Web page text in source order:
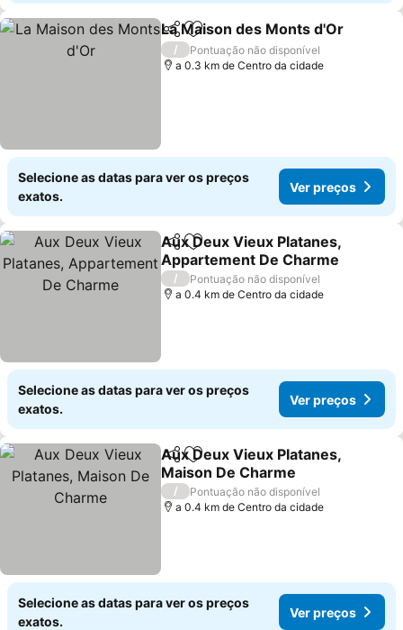
PartilharAdicionar aos favoritos
La Maison des Monts d'Or
/
Pontuação não disponível
a 0.3 km de Centro da cidade
Selecione as datas para ver os preços
exatos.
Ver preços
PartilharAdicionar aos favoritos
Aux Deux Vieux Platanes,
Appartement De Charme
/
Pontuação não disponível
a 0.4 km de Centro da cidade
Selecione as datas para ver os preços
exatos.
Ver preços
PartilharAdicionar aos favoritos
Aux Deux Vieux Platanes,
Maison De Charme
/
Pontuação não disponível
a 0.4 km de Centro da cidade
Selecione as datas para ver os preços
exatos.
Ver preços